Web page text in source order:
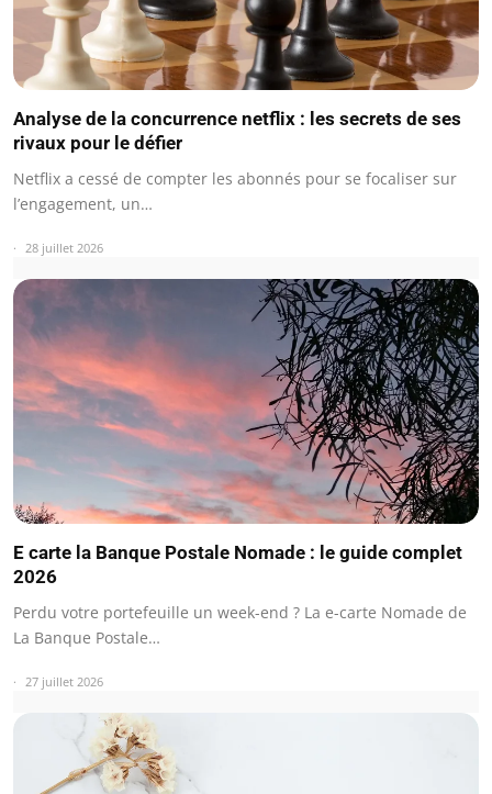
Analyse de la concurrence netflix : les secrets de ses
rivaux pour le défier
Netflix a cessé de compter les abonnés pour se focaliser sur
l’engagement, un…
28 juillet 2026
E carte la Banque Postale Nomade : le guide complet
2026
Perdu votre portefeuille un week-end ? La e-carte Nomade de
La Banque Postale…
27 juillet 2026